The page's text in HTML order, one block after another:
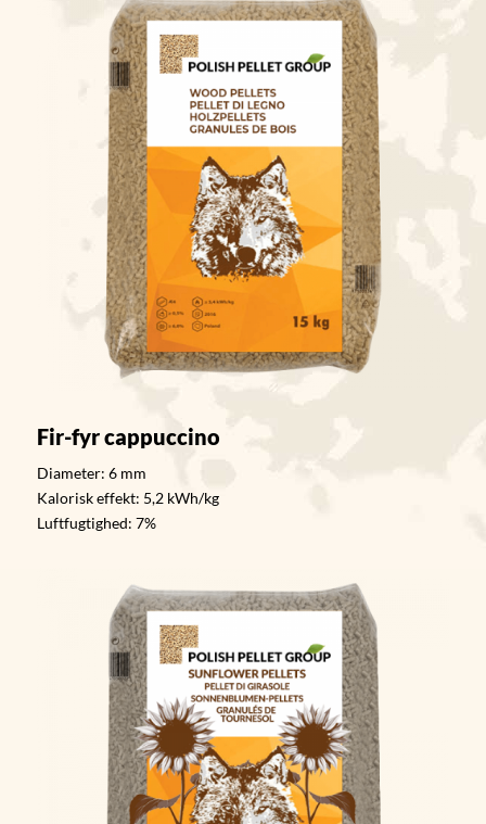
Fir-fyr cappuccino
Diameter: 6 mm
Kalorisk effekt: 5,2 kWh/kg
Luftfugtighed: 7%